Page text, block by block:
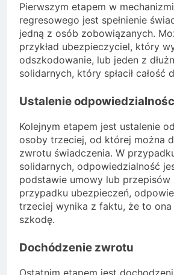
Pierwszym etapem w
regresowego jest spełnienie
jedną z osób zobowiązanych.
przykład ubezpieczyciel, który
odszkodowanie, lub jeden z
solidarnych, który spłacił całość
Ustalenie
Kolejnym etapem jest ustalenie
osoby trzeciej, od której można
zwrotu świadczenia. W
solidarnych, odpowiedzialność
podstawie umowy lub przepisów
przypadku ubezpieczeń,
trzeciej wynika z faktu, że to ona
szkodę.
Dochódzenie zwrotu
Ostatnim etapem jest